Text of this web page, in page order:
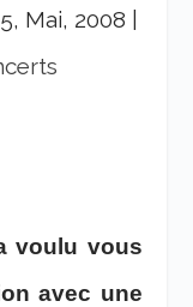
Mai, 2008
voulu vous
avec une